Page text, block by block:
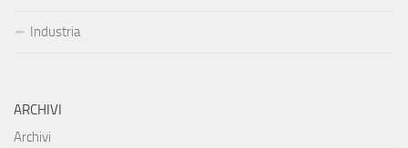
Industria
ARCHIVI
Archivi